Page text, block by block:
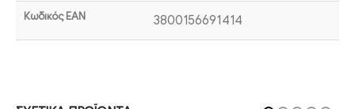
Κωδικός EAN 3800156691414